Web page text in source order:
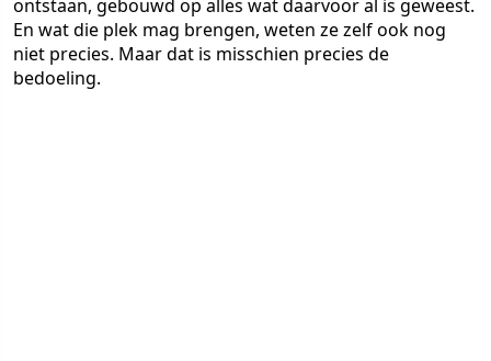
ontstaan, gebouwd op alles wat daarvoor al is geweest.
En wat die plek mag brengen, weten ze zelf ook nog
niet precies. Maar dat is misschien precies de
bedoeling.